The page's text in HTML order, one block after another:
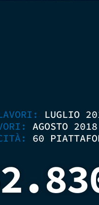
LUGLIO
AGOSTO 2018
60